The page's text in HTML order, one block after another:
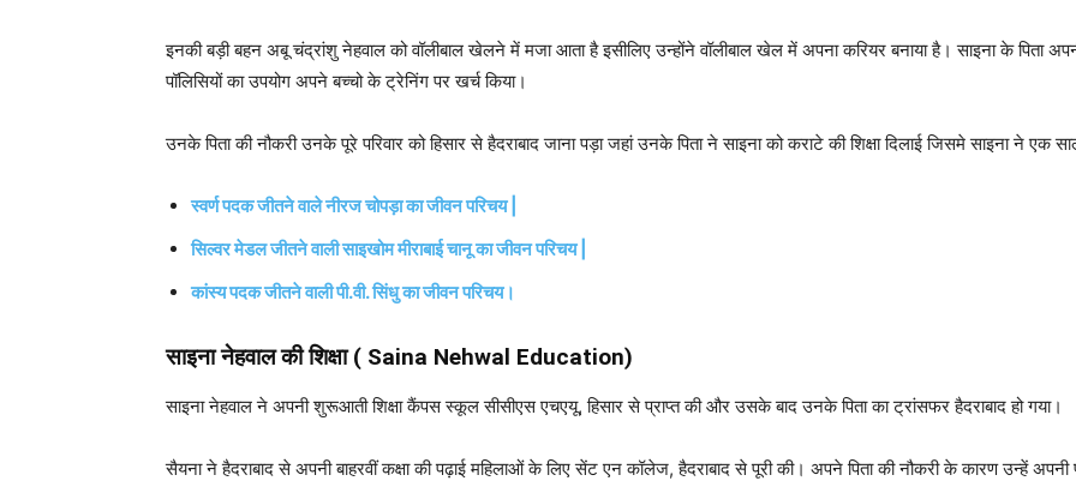
इनकी बड़ी बहन अबू चंद्रांशु नेहवाल को वॉलीबाल खेलने में मजा आता है इसीलिए उन्होंने वॉलीबाल खेल में अपना करियर बनाया है। साइना के पिता
पॉलिसियों का उपयोग अपने बच्चो के ट्रेनिंग पर खर्च किया।
उनके पिता की नौकरी उनके पूरे परिवार को हिसार से हैदराबाद जाना पड़ा जहां उनके पिता ने साइना को कराटे की शिक्षा दिलाई जिसमे साइना ने एक
स्वर्ण पदक जीतने वाले नीरज चोपड़ा का जीवन परिचय |
सिल्वर मेडल जीतने वाली साइखोम मीराबाई चानू का जीवन परिचय |
कांस्य पदक जीतने वाली पी.वी. सिंधु का जीवन परिचय।
साइना नेहवालकी शिक्षा ( Saina Nehwal Education)
साइना नेहवाल ने अपनी शुरूआती शिक्षा कैंपस स्कूल सीसीएस एचएयू, हिसार से प्राप्त की और उसके बाद उनके पिता का ट्रांसफर हैदराबाद हो गया।
सैयना ने हैदराबाद से अपनी बाहरवीं कक्षा की पढ़ाई महिलाओं के लिए सेंट एन कॉलेज, हैदराबाद से पूरी की। अपने पिता की नौकरी के कारण उन्हें